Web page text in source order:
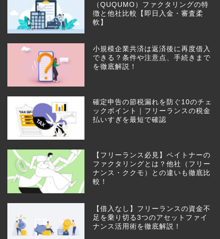
（QUQUMO）ファクタリングの特
徴と他社比較【即日入金・審査柔
軟】
小規模企業共済は返済後に再度借入
できる？条件や注意点、手続きまで
を徹底解説！
確定申告の節税漏れを防ぐ10のチェ
ックポイント｜フリーランスの税金
払いすぎを最短で確認
【フリーランス必見】ペイトナーの
ファクタリングとは？他社（フリー
ナンス・ククモ）との違いも徹底比
較！
【借入なし】フリーランスの資金不
足を乗り切る3つのアセットファイ
ナンス活用術を徹底解説！